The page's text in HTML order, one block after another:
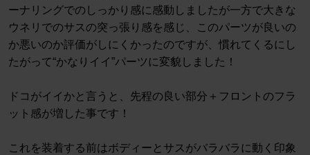
ーナリングでのしっかり感に感動しましたが一方で大きな
ウネリでのサスの突っ張り感を感じ、このパーツが良いの
か悪いのか評価がしにくかったのですが、慣れてくるにし
たがって“かなりイイ”パーツに変貌しました！
ドコがイイかと言うと、先程の良い部分＋フロントのフラ
ット感が増した事です！
これを装着する前はボディーとサスがバラバラに動く印象